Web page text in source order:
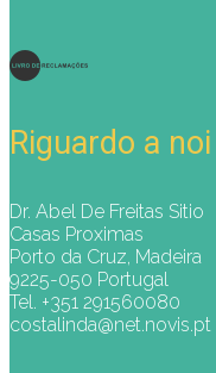
Riguardo a noi
Dr. Abel De Freitas Sitio
Casas Proximas
Porto da Cruz, Madeira
9225-050 Portugal
Tel. +351 291560080
costalinda@net.novis.pt